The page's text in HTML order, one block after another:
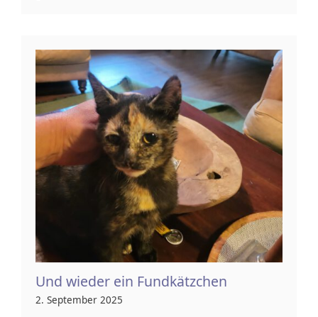
Und wieder ein Fundkätzchen
2. September 2025